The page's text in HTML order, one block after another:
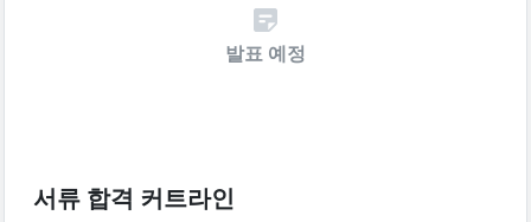
발표 예정
서류 합격 커트라인